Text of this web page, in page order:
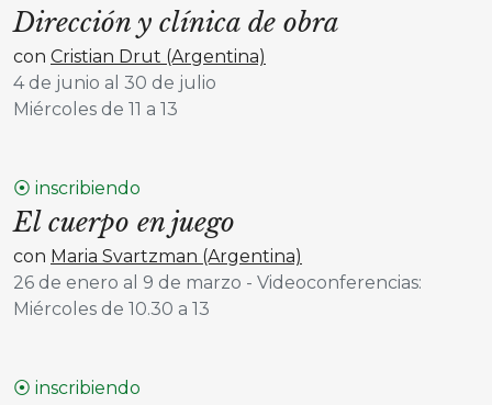
Dirección y clínica de obra
con Cristian Drut (Argentina)
4 de junio al 30 de julio
Miércoles de 11 a 13
⦿ inscribiendo
El cuerpo en juego
con Maria Svartzman (Argentina)
26 de enero al 9 de marzo - Videoconferencias:
Miércoles de 10.30 a 13
⦿ inscribiendo